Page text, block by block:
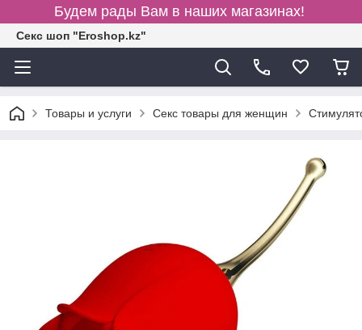
Будем рады Вам в наших магазинах!
Секс шоп "Eroshop.kz"
Товары и услуги Секс товары для женщин